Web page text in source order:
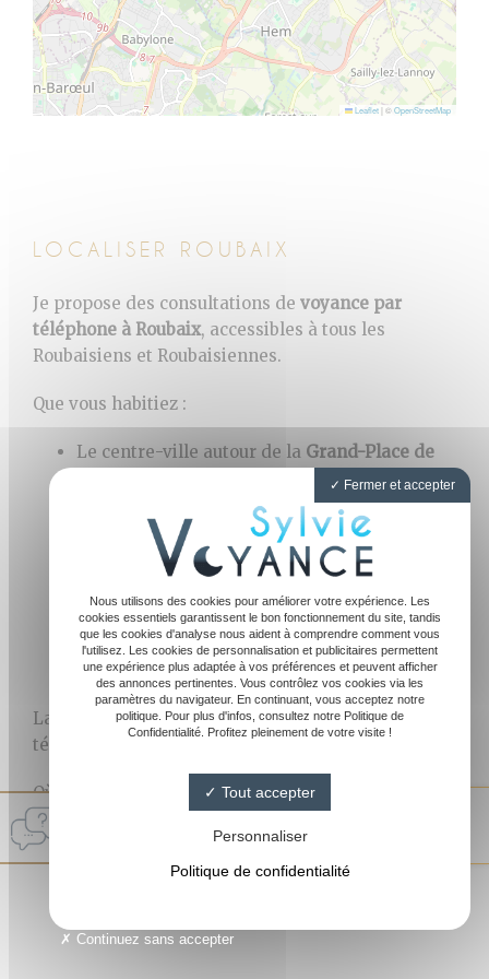
Leaflet| ©OpenStreetMap
LOCALISER ROUBAIX
Je propose des consultations de voyance par
téléphone à Roubaix, accessibles à tous les
Roubaisiens et Roubaisiennes.
Que vous habitiez :
Le centre-ville autour de la Grand-Place de
Le quartier Barbieux
À proximité duMusée La Piscine
Ou vers le secteur Alma
La consultation se déroule entièrement par
téléphone, dans un cadre confidentiel et sérieux.
Où que vous soyez à Roubaix, vous bénéficiez d’une
voyance honnête et directe, avec la même qualité
d’écoute et d’attention.
Sylvie Medium
Fermer et accepter
Nous utilisons des cookies pour améliorer votre expérience. Les
cookies essentiels garantissent le bon fonctionnement du site, tandis
que les cookies d'analyse nous aident à comprendre comment vous
l'utilisez. Les cookies de personnalisation et publicitaires permettent
une expérience plus adaptée à vos préférences et peuvent afficher
des annonces pertinentes. Vous contrôlez vos cookies via les
paramètres du navigateur. En continuant, vous acceptez notre
politique. Pour plus d'infos, consultez notre Politique de
Confidentialité. Profitez pleinement de votre visite !
Tout accepter
Personnaliser
Politique de confidentialité
Continuez sans accepter